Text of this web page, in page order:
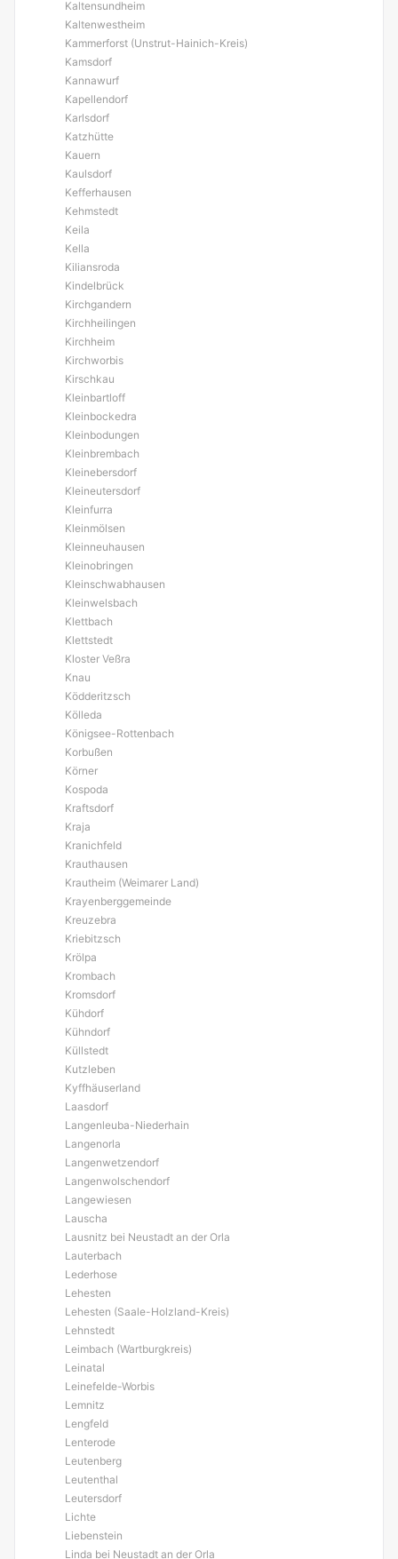
Kaltensundheim
Kaltenwestheim
Kammerforst (Unstrut-Hainich-Kreis)
Kamsdorf
Kannawurf
Kapellendorf
Karlsdorf
Katzhütte
Kauern
Kaulsdorf
Kefferhausen
Kehmstedt
Keila
Kella
Kiliansroda
Kindelbrück
Kirchgandern
Kirchheilingen
Kirchheim
Kirchworbis
Kirschkau
Kleinbartloff
Kleinbockedra
Kleinbodungen
Kleinbrembach
Kleinebersdorf
Kleineutersdorf
Kleinfurra
Kleinmölsen
Kleinneuhausen
Kleinobringen
Kleinschwabhausen
Kleinwelsbach
Klettbach
Klettstedt
Kloster Veßra
Knau
Ködderitzsch
Kölleda
Königsee-Rottenbach
Korbußen
Körner
Kospoda
Kraftsdorf
Kraja
Kranichfeld
Krauthausen
Krautheim (Weimarer Land)
Krayenberggemeinde
Kreuzebra
Kriebitzsch
Krölpa
Krombach
Kromsdorf
Kühdorf
Kühndorf
Küllstedt
Kutzleben
Kyffhäuserland
Laasdorf
Langenleuba-Niederhain
Langenorla
Langenwetzendorf
Langenwolschendorf
Langewiesen
Lauscha
Lausnitz bei Neustadt an der Orla
Lauterbach
Lederhose
Lehesten
Lehesten (Saale-Holzland-Kreis)
Lehnstedt
Leimbach (Wartburgkreis)
Leinatal
Leinefelde-Worbis
Lemnitz
Lengfeld
Lenterode
Leutenberg
Leutenthal
Leutersdorf
Lichte
Liebenstein
Linda bei Neustadt an der Orla